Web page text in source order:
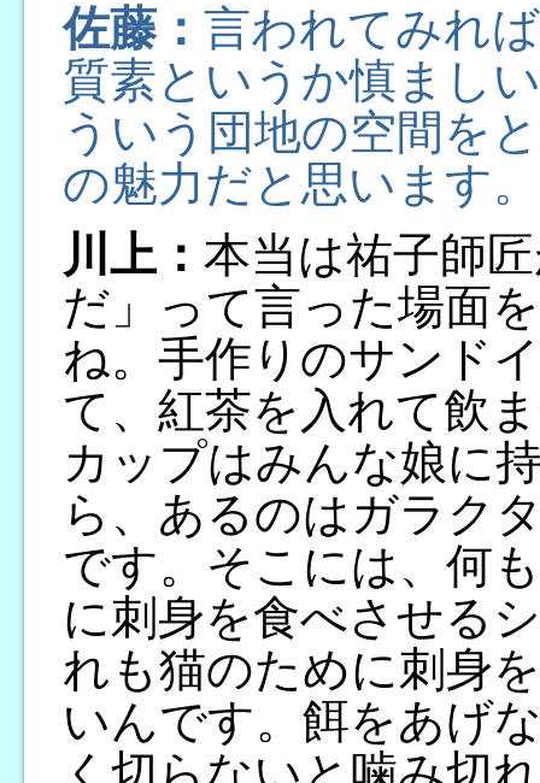
佐藤： 言われてみれ
質素というか慎まし
ういう団地の空間を
の魅力だと思います。
川上： 本当は祐子師
だ」って言った場面
ね。手作りのサンド
て、紅茶を入れて飲
カップはみんな娘に
ら、あるのはガラク
です。そこには、何
に刺身を食べさせる
れも猫のために刺身
いんです。餌をあげ
く切らないと噛み切